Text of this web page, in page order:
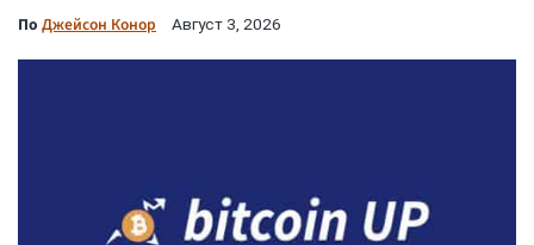
По Джейсон Конор Август 3, 2026